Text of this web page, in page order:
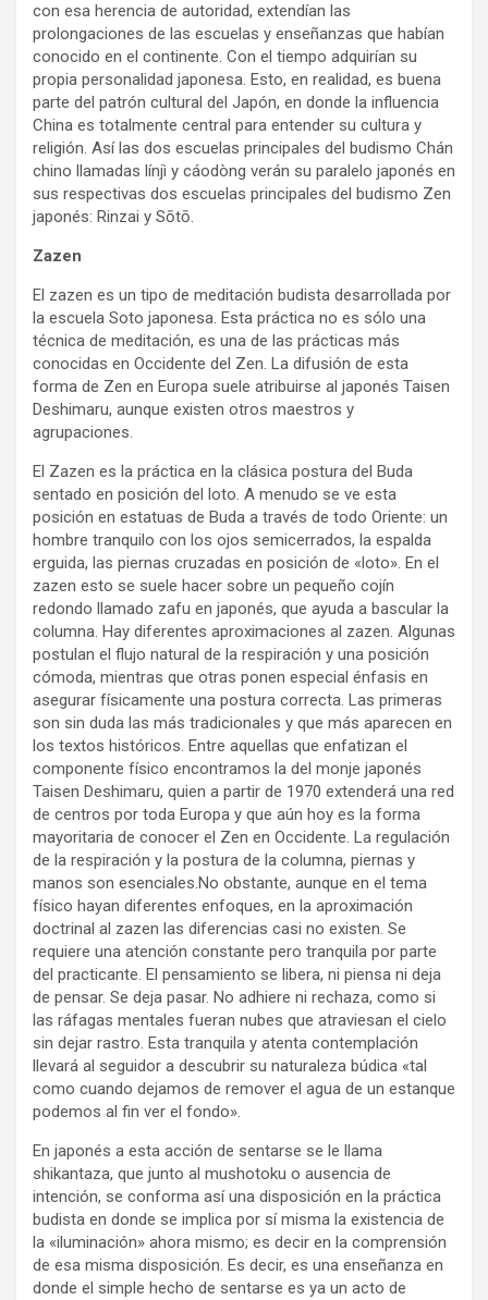
con esa herencia de autoridad, extendían las
prolongaciones de las escuelas y enseñanzas que habían
conocido en el continente. Con el tiempo adquirían su
propia personalidad japonesa. Esto, en realidad, es buena
parte del patrón cultural del Japón, en donde la influencia
China es totalmente central para entender su cultura y
religión. Así las dos escuelas principales del budismo Chán
chino llamadas línjì y cáodòng verán su paralelo japonés en
sus respectivas dos escuelas principales del budismo Zen
japonés: Rinzai y Sōtō.
Zazen
El zazen es un tipo de meditación budista desarrollada por
la escuela Soto japonesa. Esta práctica no es sólo una
técnica de meditación, es una de las prácticas más
conocidas en Occidente del Zen. La difusión de esta
forma de Zen en Europa suele atribuirse al japonés Taisen
Deshimaru, aunque existen otros maestros y
agrupaciones.
El Zazen es la práctica en la clásica postura del Buda
sentado en posición del loto. A menudo se ve esta
posición en estatuas de Buda a través de todo Oriente: un
hombre tranquilo con los ojos semicerrados, la espalda
erguida, las piernas cruzadas en posición de «loto». En el
zazen esto se suele hacer sobre un pequeño cojín
redondo llamado zafu en japonés, que ayuda a bascular la
columna. Hay diferentes aproximaciones al zazen. Algunas
postulan el flujo natural de la respiración y una posición
cómoda, mientras que otras ponen especial énfasis en
asegurar físicamente una postura correcta. Las primeras
son sin duda las más tradicionales y que más aparecen en
los textos históricos. Entre aquellas que enfatizan el
componente físico encontramos la del monje japonés
Taisen Deshimaru, quien a partir de 1970 extenderá una red
de centros por toda Europa y que aún hoy es la forma
mayoritaria de conocer el Zen en Occidente. La regulación
de la respiración y la postura de la columna, piernas y
manos son esenciales.No obstante, aunque en el tema
físico hayan diferentes enfoques, en la aproximación
doctrinal al zazen las diferencias casi no existen. Se
requiere una atención constante pero tranquila por parte
del practicante. El pensamiento se libera, ni piensa ni deja
de pensar. Se deja pasar. No adhiere ni rechaza, como si
las ráfagas mentales fueran nubes que atraviesan el cielo
sin dejar rastro. Esta tranquila y atenta contemplación
llevará al seguidor a descubrir su naturaleza búdica «tal
como cuando dejamos de remover el agua de un estanque
podemos al fin ver el fondo».
En japonés a esta acción de sentarse se le llama
shikantaza, que junto al mushotoku o ausencia de
intención, se conforma así una disposición en la práctica
budista en donde se implica por sí misma la existencia de
la «iluminación» ahora mismo; es decir en la comprensión
de esa misma disposición. Es decir, es una enseñanza en
donde el simple hecho de sentarse es ya un acto de